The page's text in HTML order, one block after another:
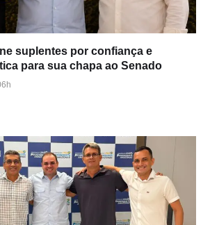
suplentes por confiança e
para sua chapa ao Senado